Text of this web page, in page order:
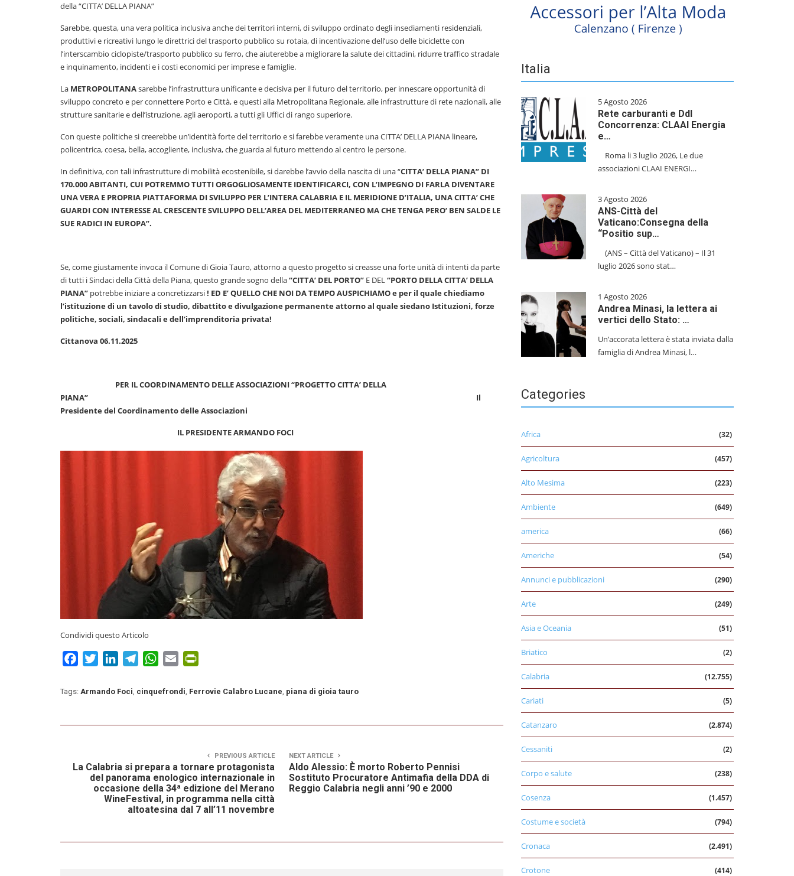
della “CITTA’ DELLA PIANA”
Sarebbe, questa, una vera politica inclusiva anche dei territori interni, di sviluppo ordinato degli insediamenti residenziali,
produttivi e ricreativi lungo le direttrici del trasporto pubblico su rotaia, di incentivazione dell’uso delle biciclette con
l’interscambio ciclopiste/trasporto pubblico su ferro, che aiuterebbe a migliorare la salute dei cittadini, ridurre traffico stradale
e inquinamento, incidenti e i costi economici per imprese e famiglie.
La METROPOLITANAsarebbe l’infrastruttura unificante e decisiva per il futuro del territorio, per innescare opportunità di
sviluppo concreto e per connettere Porto e Città, e questi alla Metropolitana Regionale, alle infrastrutture di rete nazionali, alle
strutture sanitarie e dell’istruzione, agli aeroporti, a tutti gli Uffici di rango superiore.
Con queste politiche si creerebbe un’identità forte del territorio e si farebbe veramente una CITTA’ DELLA PIANA lineare,
policentrica, coesa, bella, accogliente, inclusiva, che guarda al futuro mettendo al centro le persone.
In definitiva, con tali infrastrutture di mobilità ecostenibile, si darebbe l’avvio della nascita di una “CITTA’ DELLA PIANA” DI
170.000 ABITANTI, CUI POTREMMO TUTTIORGOGLIOSAMENTE IDENTIFICARCI, CON L’IMPEGNO DI FARLA DIVENTARE
UNA VERA E PROPRIA PIATTAFORMA DI SVILUPPO PER L’INTERA CALABRIA E IL MERIDIONE D’ITALIA, UNA CITTA’ CHE
GUARDI CON INTERESSE AL CRESCENTE SVILUPPO DELL’AREA DEL MEDITERRANEO MA CHE TENGA PERO’ BEN SALDE LE
SUE RADICI IN EUROPA”.
Se, come giustamente invoca il Comune di Gioia Tauro, attorno a questo progetto si creasse una forte unità di intenti da parte
di tutti i Sindaci della Città della Piana, questo grande sogno della“CITTA’ DEL PORTO” E DEL“PORTO DELLA CITTA’ DELLA
PIANA” potrebbe iniziare a concretizzarsi! ED E’ QUELLO CHE NOI DA TEMPO AUSPICHIAMO e per il quale chiediamo
l’istituzione di un tavolo di studio, dibattito e divulgazione permanente attorno al quale siedano Istituzioni, forze
politiche, sociali, sindacali e dell’imprenditoria privata!
Cittanova 06.11.2025
PER IL COORDINAMENTO DELLE ASSOCIAZIONI “PROGETTO CITTA’ DELLA
PIANA” Il
Presidente del Coordinamento delle Associazioni
IL PRESIDENTE ARMANDO FOCI
Condividi questo Articolo
FacebookTwitterLinkedInTelegramWhatsApp
Email
Tags: Armando Foci, cinquefrondi, Ferrovie Calabro Lucane, piana di gioia tauro
PREVIOUS ARTICLE
La Calabria si prepara a tornare protagonista
del panorama enologico internazionale in
occasione della 34ª edizione del Merano
WineFestival, in programma nella città
altoatesina dal 7 all’11 novembre
NEXT ARTICLE
Aldo Alessio: È morto Roberto Pennisi
Sostituto Procuratore Antimafia della DDA di
Reggio Calabria negli anni ’90 e 2000
Italia
5 Agosto 2026
Rete carburanti e Ddl
Concorrenza: CLAAI Energia
e…
​Roma li 3 luglio 2026, Le due
associazioni CLAAI ENERGI…
3 Agosto 2026
ANS-Città del
Vaticano:Consegna della
“Positio sup…
(ANS – Città del Vaticano) – Il 31
luglio 2026 sono stat…
1 Agosto 2026
Andrea Minasi, la lettera ai
vertici dello Stato: …
Un’accorata lettera è stata inviata dalla
famiglia di Andrea Minasi, l…
Categories
Africa (32)
Agricoltura (457)
Alto Mesima (223)
Ambiente (649)
america (66)
Americhe (54)
Annunci e pubblicazioni (290)
Arte (249)
Asia e Oceania (51)
Briatico (2)
Calabria (12.755)
Cariati (5)
Catanzaro (2.874)
Cessaniti (2)
Corpo e salute (238)
Cosenza (1.457)
Costume e società (794)
Cronaca (2.491)
Crotone (414)